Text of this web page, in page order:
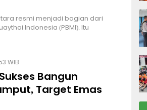
resmi menjadi bagian dari
Indonesia (PBMI). Itu
WIB
Bangun
Target Emas